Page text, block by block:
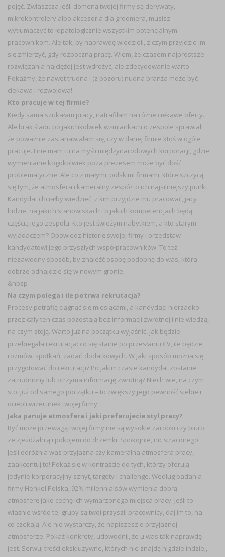
pojęć. Zwłaszcza jeśli domeną twojej firmy są derywaty,
mikrokontrolery albo akcesoria dla groomera, musisz
wytłumaczyć to łopatologicznie wszystkim potencjalnym
pracownikom. Ale tak, by naprawdę wiedzieli, z czym przyjdzie im
się zmierzyć, gdy rozpoczną pracę. Wiem, że czasem najprostsze
rozwiązania najciężej jest wdrożyć, ale zdecydowanie warto.
Pokażmy, że nawet trudna i (z pozoru) nudna branża może być
ciekawa i rozwojowa!
Kto pracuje w tej firmie?
Kiedy sama szukałam pracy, natrafiłam na różne ciekawe oferty.
Ale brak śladu po jakichkolwiek wzmiankach o zespole sprawiał,
że poważnie zastanawiałam się, czy w danej firmie ktoś w ogóle
pracuje. I nie mam tu na myśli międzynarodowych korporacji, gdzie
wymienianie kogokolwiek poza prezesem może być dość
problematyczne. Ale co z małymi, polskimi firmami, które szczycą
się tym, że atmosfera i kameralny zespół to ich najsilniejszy punkt.
Kandydat chciałby wiedzieć, z kim przyjdzie mu pracować, jacy
ludzie, na jakich stanowiskach i o jakich kompetencjach będą
częścią jego zespołu. Kto jest świeżym nabytkiem, a kto starym
wyjadaczem? Opowiedz historię swojej firmy i przedstaw
kandydatowi jego przyszłych współpracowników. To też
niezawodny sposób, by znaleźć osobę podobną do was, która
dobrze odnajdzie się w nowym gronie.
&nbsp
Na czym polega i ile potrwa rekrutacja?
Procesy potrafią ciągnąć się miesiącami, a kandydaci nierzadko
przez cały ten czas pozostają bez informacji zwrotnej i nie wiedzą,
na czym stoją. Warto już na początku wyjaśnić, jak będzie
przebiegała rekrutacja: co się stanie po przesłaniu CV, ile będzie
rozmów, spotkań, zadań dodatkowych. W jaki sposób można się
przygotować do rekrutacji? Po jakim czasie kandydat zostanie
zatrudniony lub otrzyma informację zwrotną? Niech wie, na czym
stoi już od samego początku – to zwiększy jego pewność siebie i
ociepli wizerunek twojej firmy.
Jaka panuje atmosfera i jaki preferujecie styl pracy?
Być może przewagą twojej firmy nie są wysokie zarobki czy biuro
ze zjeżdżalnią i pokojem do drzemki. Spokojnie, nic straconego!
Jeśli odróżnia was przyjazna czy kameralna atmosfera pracy,
zaakcentuj to! Pokaż się w kontraście do tych, którzy oferują
jedynie korporacyjny sznyt, targety i challenge. Według badania
firmy Henkel Polska, 92% millennialsów wymienia dobrą
atmosferę jako cechę ich wymarzonego miejsca pracy. Jeśli to
właśnie wśród tej grupy są twoi przyszli pracownicy, daj im to, na
co czekają. Ale nie wystarczy, że napiszesz o przyjaznej
atmosferze. Pokaż konkrety, udowodnij, że u was tak naprawdę
jest. Serwuj treści ekskluzywne, których nie znajdą nigdzie indziej,